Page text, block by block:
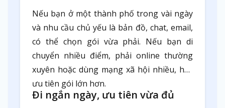
Nếu bạn ở một thành phố trong vài ngày
và nhu cầu chủ yếu là bản đồ, chat, email,
có thể chọn gói vừa phải. Nếu bạn di
chuyển nhiều điểm, phải online thường
xuyên hoặc dùng mạng xã hội nhiều, hãy
ưu tiên gói lớn hơn.
Đi ngắn ngày, ưu tiên vừa đủ